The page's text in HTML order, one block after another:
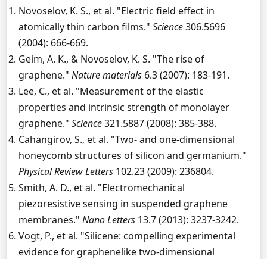
Novoselov, K. S., et al. "Electric field effect in
atomically thin carbon films." Science306.5696
(2004): 666-669.
Geim, A. K., & Novoselov, K. S. "The rise of
graphene." Nature materials 6.3 (2007): 183-191.
Lee, C., et al. "Measurement of the elastic
properties and intrinsic strength of monolayer
graphene." Science321.5887 (2008): 385-388.
Cahangirov, S., et al. "Two- and one-dimensional
honeycomb structures of silicon and germanium."
Physical Review Letters 102.23 (2009): 236804.
Smith, A. D., et al. "Electromechanical
piezoresistive sensing in suspended graphene
membranes." Nano Letters 13.7 (2013): 3237-3242.
Vogt, P., et al. "Silicene: compelling experimental
evidence for graphenelike two-dimensional